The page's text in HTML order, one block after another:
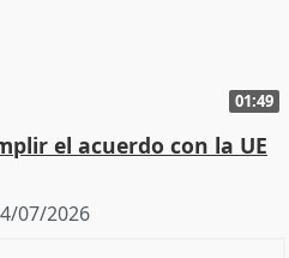
01:49
el acuerdo con la UE
07/2026